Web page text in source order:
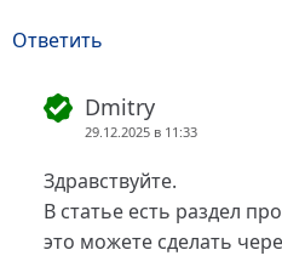
Ответить
Dmitry
29.12.2025 в 11:33
Здравствуйте.
В статье есть раздел
это можете сделать